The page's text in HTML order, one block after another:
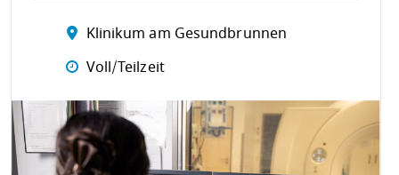
Klinikum am Gesundbrunnen
Voll/Teilzeit